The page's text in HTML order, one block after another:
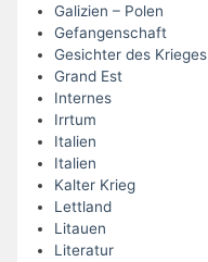
Galizien – Polen
Gefangenschaft
Gesichter des Krieges
Grand Est
Internes
Irrtum
Italien
Italien
Kalter Krieg
Lettland
Litauen
Literatur